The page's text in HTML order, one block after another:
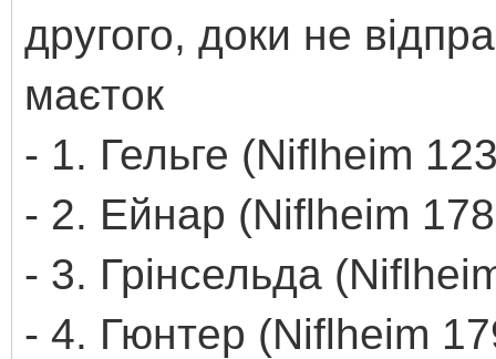
другого, доки не
маєток
- 1. Гельге (Niflheim
- 2. Ейнар (Niflheim
- 3. Грінсельда
- 4. Гюнтер (Niflheim